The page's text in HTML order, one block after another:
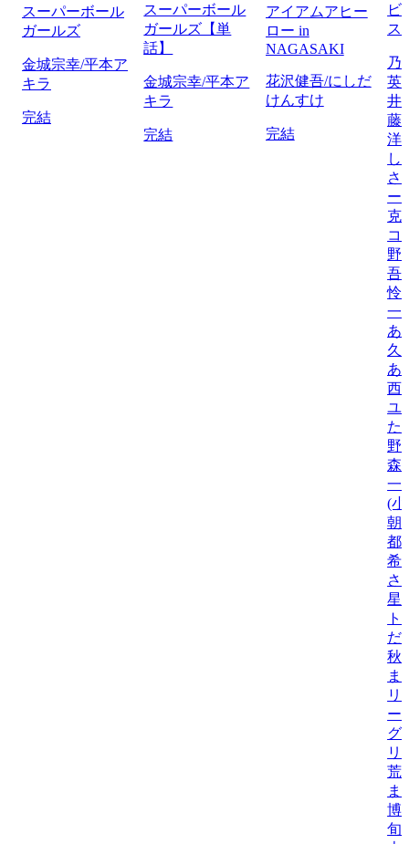
スーパーボール
ガールズ
金城宗幸/平本ア
キラ
完結
スーパーボール
ガールズ【単
話】
金城宗幸/平本ア
キラ
完結
アイアムアヒー
ロー in
NAGASAKI
花沢健吾/にしだ
けんすけ
完結
ビ
ス
乃
英
井
藤
洋/
し
さ
ー
克
コ
野
吾/
怜/
一
あ
久
あ
西
ユ
た
野
森
一/
(
朝
都
希/
さ
星
ト
だ
秋
ま
リ
ー
グ
リ
荒
ま
博/
旬